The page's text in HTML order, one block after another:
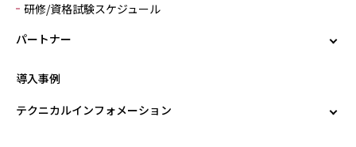
研修/資格試験スケジュール
パートナー
導入事例
テクニカルインフォメーション